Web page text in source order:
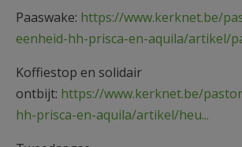
Paaswake: https://www.kerknet.be/
eenheid-hh-prisca-en-aquila/artikel/
Koffiestop en solidair
ontbijt: https://www.kerknet.be/
hh-prisca-en-aquila/artikel/heu...